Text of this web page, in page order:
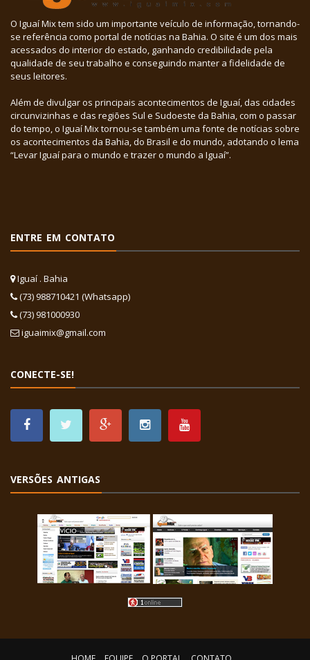
O Iguaí Mix tem sido um importante veículo de informação, tornando-
se referência como portal de notícias na Bahia. O site é um dos mais
acessados do interior do estado, ganhando credibilidade pela
qualidade de seu trabalho e conseguindo manter a fidelidade de
seus leitores.
Além de divulgar os principais acontecimentos de Iguaí, das cidades
circunvizinhas e das regiões Sul e Sudoeste da Bahia, com o passar
do tempo, o Iguaí Mix tornou-se também uma fonte de notícias sobre
os acontecimentos da Bahia, do Brasil e do mundo, adotando o lema
“Levar Iguaí para o mundo e trazer o mundo a Iguaí”.
ENTRE EM CONTATO
Iguaí . Bahia
(73) 988710421 (Whatsapp)
(73) 981000930
iguaimix@gmail.com
CONECTE-SE!
VERSÕES ANTIGAS